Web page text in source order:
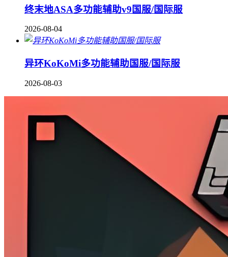
终末地ASA多功能辅助v9国服/国际服
2026-08-04
异环KoKoMi多功能辅助国服/国际服
2026-08-03